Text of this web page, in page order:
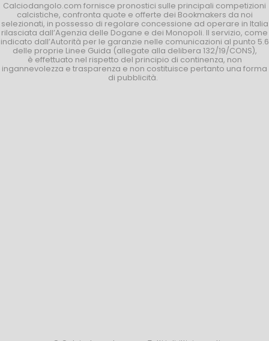
Calciodangolo.com fornisce pronostici sulle principali competizioni
calcistiche, confronta quote e offerte dei Bookmakers da noi
selezionati, in possesso di regolare concessione ad operare in Italia
rilasciata dall’Agenzia delle Dogane e dei Monopoli. Il servizio, come
indicato dall’Autorità per le garanzie nelle comunicazioni al punto 5.6
delle proprie Linee Guida (allegate alla delibera 132/19/CONS),
è effettuato nel rispetto del principio di continenza, non
ingannevolezza e trasparenza e non costituisce pertanto una forma
di pubblicità.